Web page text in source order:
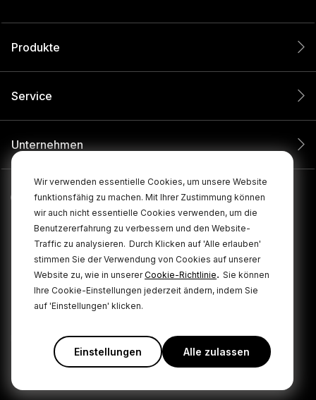
Wir verwenden essentielle Cookies, um unsere Website
funktionsfähig zu machen. Mit Ihrer Zustimmung können
wir auch nicht essentielle Cookies verwenden, um die
Benutzererfahrung zu verbessern und den Website-
Traffic zu analysieren. Durch Klicken auf 'Alle erlauben'
stimmen Sie der Verwendung von Cookies auf unserer
Website zu, wie in unsererCookie-Richtlinie. Sie können
Ihre Cookie-Einstellungen jederzeit ändern, indem Sie
auf 'Einstellungen' klicken.
Einstellungen Alle zulassen
Produkte
Service
Unternehmen
© 2026 RØDE Alle Rechte vorbehalten.
Datenschutzbestimmungen | Geschäftsbedingungen |
Policy